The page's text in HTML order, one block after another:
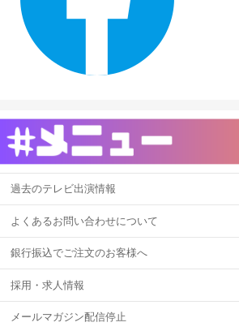
過去のテレビ出演情報
よくあるお問い合わせについて
銀行振込でご注文のお客様へ
採用・求人情報
メールマガジン配信停止